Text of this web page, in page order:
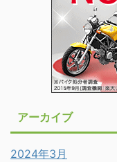
アーカイブ
2024年3月